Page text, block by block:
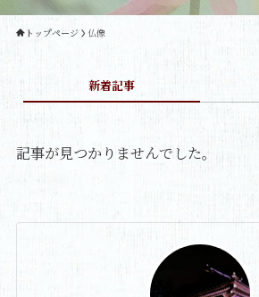
トップページ 仏像
新着記事
記事が見つかりませんでした。